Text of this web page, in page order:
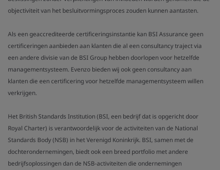
objectiviteit van het besluitvormingsproces zouden kunnen aantasten.
Als een geaccrediteerde certificeringsinstantie kan BSI Assurance geen
certificeringen aanbieden aan klanten die al een consultancy traject via
een andere divisie van de BSI Group hebben doorlopen voor hetzelfde
managementsysteem. Evenzo bieden wij ook geen consultancy aan
klanten die een certificering voor hetzelfde managementsysteem willen
verkrijgen.
Het British Standards Institution (BSI, een bedrijf dat is opgericht door
Royal Charter) is verantwoordelijk voor de activiteiten van de National
Standards Body (NSB) in het Verenigd Koninkrijk. BSI, samen met de
dochterondernemingen, biedt ook een breed portfolio met andere
bedrijfsoplossingen dan de NSB-activiteiten die ondernemingen